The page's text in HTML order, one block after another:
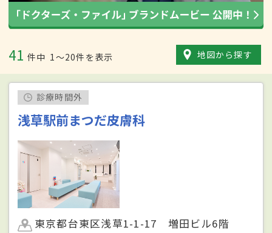
41 件中 1〜20件を表示 地図から探す
診療時間外
浅草駅前まつだ皮膚科
東京都台東区浅草1-1-17 増田ビル6階